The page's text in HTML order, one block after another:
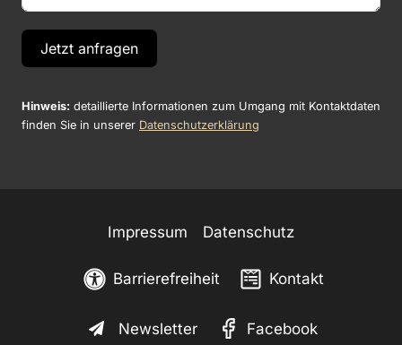
Jetzt anfragen
Hinweis: detaillierte Informationen zum Umgang mit Kontaktdaten
finden Sie in unserer Datenschutzerklärung
Impressum Datenschutz
Barrierefreiheit Kontakt
Newsletter Facebook